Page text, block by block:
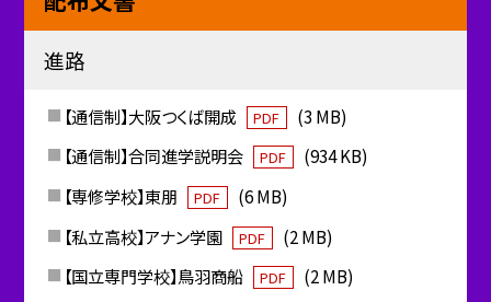
進路
【通信制】大阪つくば開成 PDF
(3 MB)
【通信制】合同進学説明会
PDF
(934 KB)
【専修学校】東朋
PDF
(6 MB)
【私立高校】アナン学園
PDF
(2 MB)
【国立専門学校】鳥羽商船
PDF
(2 MB)